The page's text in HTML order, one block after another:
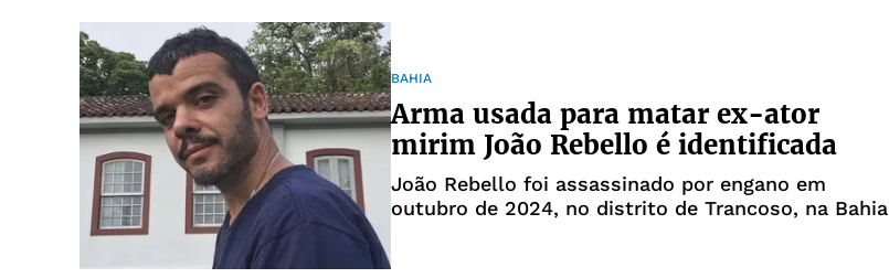
BAHIA
Arma usada para matar ex-ator
mirim João Rebello é identificada
João Rebello foi assassinado por engano em
outubro de 2024, no distrito de Trancoso, na Bahia